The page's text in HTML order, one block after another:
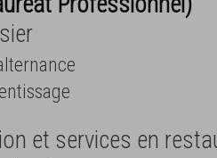
et services en